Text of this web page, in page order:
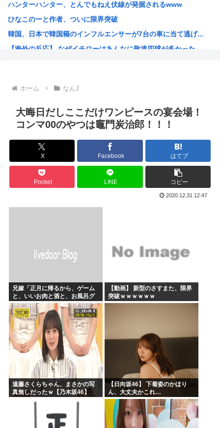
【朗報】 消費減税、閣議決定 来年4月から2年間1％に
まんさん被災地に手作りおにぎりを出荷www
毎年恒例の中国大洪水。湖北省秭帰県の現在の様子がこちら
ハンターハンター、とんでもねえ伏線が発掘されるwww
ひなこのーと作者、ついに限界突破
韓国、日本で韓国籍のインフルエンサーが7台の車に当て逃げ...
【海外の反応】 なぜイチローはあんなに敬遠四球が多かった...
「ムクゲェジ漫画」ガチでリアルだったwww
【原爆の日】へいわをかえせ
みい山、あんだけ騒ぎになってるのに未だにどこのメディアも...
日本人「うちの犬、たまたまついてきた八百屋で一目惚れした...
【画像】広島市長のスピーチを聞いてる時の高市早苗の顔ww...
【雑誌】かつて650万部を誇った「週刊少年ジャンプ」、発...
7時間かけて描いたHな糸会がこちら
ホーム なんJ
大晦日だしここだけワンピースの宴会場！
コンマ00のやつは竈門炭治郎！！！
X Facebook はてブ
Pocket LINE コピー
2020.12.31 12:47
兄嫁「正月に帰るから、ゲーム
と、いいお肉と酒と、お風呂グ
ッズの準備しとけよ」寝起きの
私「知るかボケ」兄嫁「キィィ
ィィー！！！！」私「あ…」
【動画】 新型のさすまた、限界
突破ｗｗｗｗｗｗ
遠藤さくらちゃん、まさかの写
真無しだったｗ【乃木坂46】
【日向坂46】 下着姿のかほり
ん、大丈夫かこれ…